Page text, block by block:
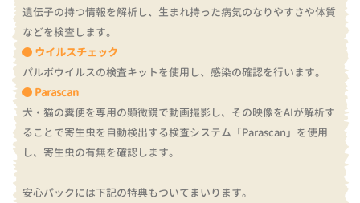
遺伝子の持つ情報を解析し、生まれ持った病気のなりやすさや体質
などを検査します。
ウイルスチェック
パルボウイルスの検査キットを使用し、感染の確認を行います。
Parascan
犬・猫の糞便を専用の顕微鏡で動画撮影し、その映像をAIが解析す
ることで寄生虫を自動検出する検査システム「Parascan」を使用
し、寄生虫の有無を確認します。
安心パックには下記の特典もついてまいります。